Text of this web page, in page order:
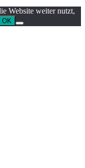
Website weiter nutzt,
OK